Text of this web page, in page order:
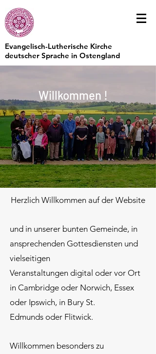
Evangelisch-Lutherische Kirche
deutscher Sprache in Ostengland
Willkommen !
Herzlich Willkommen auf der Website
und in unserer bunten Gemeinde, in
ansprechenden Gottesdiensten und
vielseitigen
Veranstaltungen digital oder vor Ort
in Cambridge oder Norwich, Essex
oder Ipswich, in Bury St.
Edmunds oder Flitwick.
Willkommen besonders zu